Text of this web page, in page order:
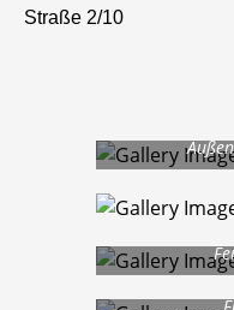
Straße 2/10